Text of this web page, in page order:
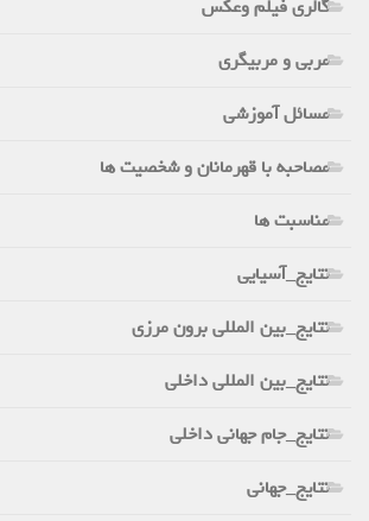
گالری فیلم وعکس
مربی و مربیگری
مسائل آموزشی
مصاحبه با قهرمانان و شخصیت ها
مناسبت ها
نتایج_آسیایی
نتایج_بین المللی برون مرزی
نتایج_بین المللی داخلی
نتایج_جام جهانی داخلی
نتایج_جهانی